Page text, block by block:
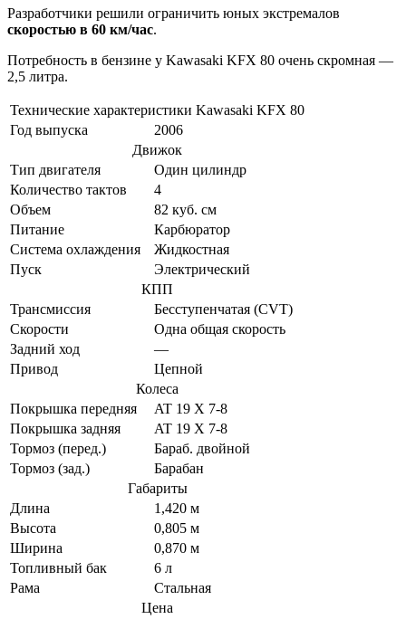
Разработчики решили ограничить юных экстремалов
скоростью в 60 км/час.
Потребность в бензине у Kawasaki KFX 80 очень скромная —
2,5 литра.
Технические характеристики Kawasaki KFX 80
Год выпуска
2006
Движок
Тип двигателя
Один цилиндр
Количество тактов
4
Объем
82 куб. см
Питание
Карбюратор
Система охлаждения
Жидкостная
Пуск
Электрический
КПП
Трансмиссия
Бесступенчатая (CVT)
Скорости
Одна общая скорость
Задний ход
—
Привод
Цепной
Колеса
Покрышка передняя
AT 19 X 7-8
Покрышка задняя
AT 19 X 7-8
Тормоз (перед.)
Бараб. двойной
Тормоз (зад.)
Барабан
Габариты
Длина
1,420 м
Высота
0,805 м
Ширина
0,870 м
Топливный бак
6 л
Рама
Стальная
Цена